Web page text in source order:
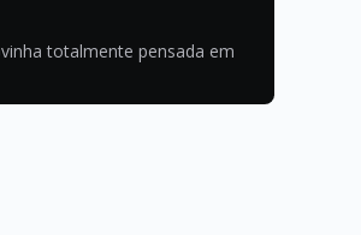
totalmente pensada em